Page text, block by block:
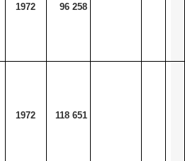
1972 96 258
1972 118 651